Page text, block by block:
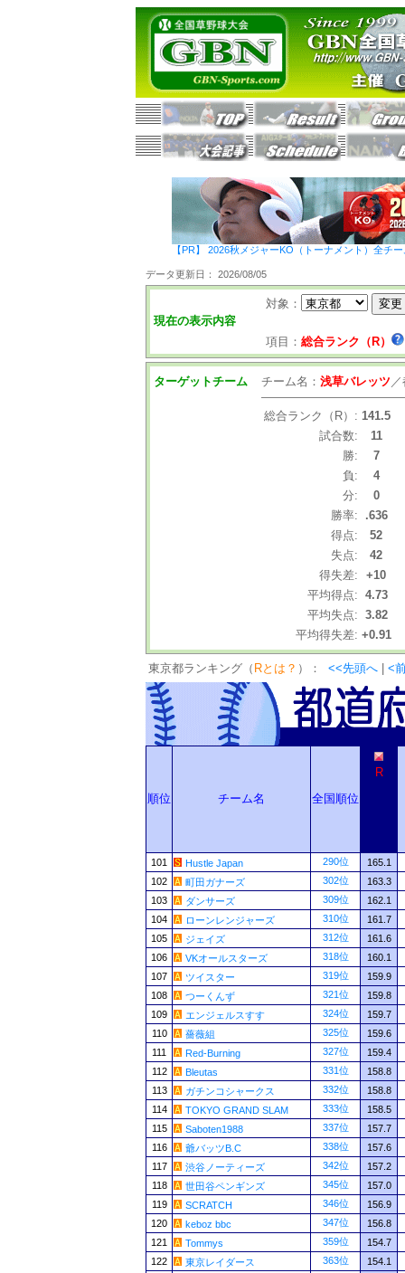
【PR】 2026秋メジャーKO（トーナメント）全チ
データ更新日： 2026/08/05
現在の表示内容
対象：
項目： 総合ランク（R）
ターゲットチーム チーム名： 浅草バレッツ ／
総合ランク（R）: 141.5
試合数:
11
勝:
7
負:
4
分:
0
勝率:
.636
得点:
52
失点:
42
得失差:
+10
平均得点: 4.73
平均失点: 3.82
平均得失差: +0.91
東京都ランキング（ Rとは？ ）： <<先頭へ <
順位 チーム名 全国順位
R
101 Hustle Japan 290位
165.1
102
町田ガナーズ 302位
163.3
103
ダンサーズ 309位
162.1
104
ローンレンジャーズ 310位
161.7
105
ジェイズ 312位
161.6
106
VKオールスターズ 318位
160.1
107
ツイスター 319位
159.9
108
つーくんず 321位
159.8
109
エンジェルスすす 324位
159.7
110
薔薇組 325位
159.6
111
Red-Burning 327位
159.4
112
Bleutas 331位
158.8
113
ガチンコシャークス 332位
158.8
114
TOKYO GRAND SLAM 333位
158.5
115
Saboten1988 337位
157.7
116
爺バッツB.C 338位
157.6
117
渋谷ノーティーズ 342位
157.2
118
世田谷ペンギンズ 345位
157.0
119
SCRATCH 346位
156.9
120
keboz bbc 347位
156.8
121
Tommys 359位
154.7
122
東京レイダース 363位
154.1